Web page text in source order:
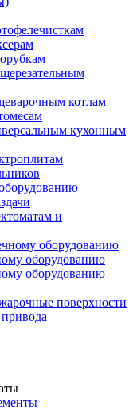
котлам
кухонным
и
оборудованию
оборудованию
оборудованию
поверхности